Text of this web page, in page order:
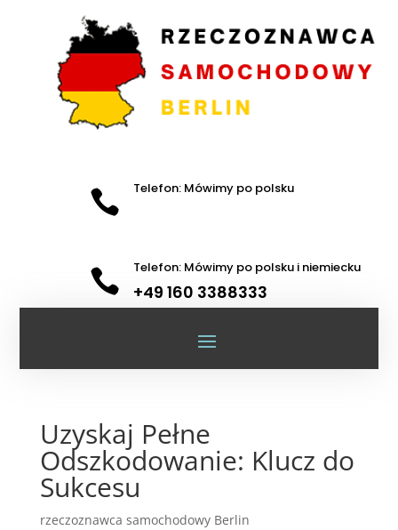
 Telefon: Mówimy po polsku
 Telefon: Mówimy po polsku i niemiecku
+49 160 3388333
Uzyskaj Pełne
Odszkodowanie: Klucz do
Sukcesu
rzeczoznawca samochodowy Berlin